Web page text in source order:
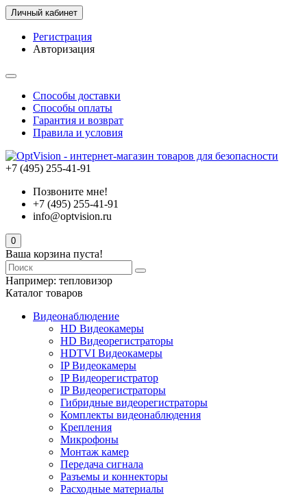
Личный кабинет
Регистрация
Авторизация
Способы доставки
Способы оплаты
Гарантия и возврат
Правила и условия
+7 (495) 255-41-91
Позвоните мне!
+7 (495) 255-41-91
info@optvision.ru
0
Ваша корзина пуста!
Например: тепловизор
Каталог товаров
Видеонаблюдение
HD Видеокамеры
HD Видеорегистраторы
HDTVI Видеокамеры
IP Видеокамеры
IP Видеорегистратор
IP Видеорегистраторы
Гибридные видеорегистраторы
Комплекты видеонаблюдения
Крепления
Микрофоны
Монтаж камер
Передача сигнала
Разъемы и коннекторы
Расходные материалы